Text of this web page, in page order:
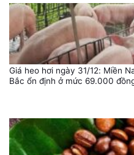
Giá heo hơi ngày 31/12: Miền
Bắc ổn định ở mức 69.000